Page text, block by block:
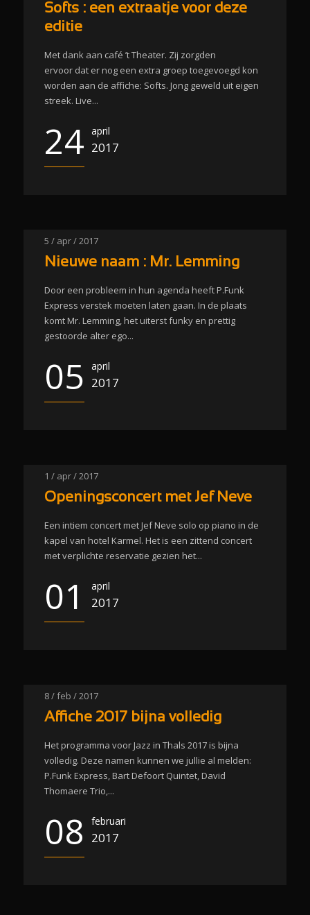
Softs : een extraatje voor deze
editie
Met dank aan café ’t Theater. Zij zorgden
ervoor dat er nog een extra groep toegevoegd kon
worden aan de affiche: Softs. Jong geweld uit eigen
streek. Live...
24 april
2017
5 / apr / 2017
Nieuwe naam : Mr. Lemming
Door een probleem in hun agenda heeft P.Funk
Express verstek moeten laten gaan. In de plaats
komt Mr. Lemming, het uiterst funky en prettig
gestoorde alter ego...
05 april
2017
1 / apr / 2017
Openingsconcert met Jef Neve
Een intiem concert met Jef Neve solo op piano in de
kapel van hotel Karmel. Het is een zittend concert
met verplichte reservatie gezien het...
01 april
2017
8 / feb / 2017
Affiche 2017 bijna volledig
Het programma voor Jazz in Thals 2017 is bijna
volledig. Deze namen kunnen we jullie al melden:
P.Funk Express, Bart Defoort Quintet, David
Thomaere Trio,...
08 februari
2017